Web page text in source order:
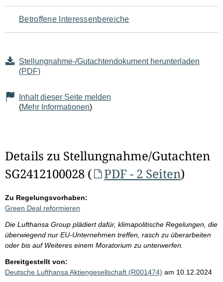
für
den
Seiteninhalt
Betroffene Interessenbereiche
Stellungnahme-/Gutachtendokument herunterladen
(PDF)
Inhalt dieser Seite melden
(Mehr Informationen)
Details zu Stellungnahme/Gutachten
SG2412100028 (
PDF - 2 Seiten)
Zu Regelungsvorhaben:
Green Deal reformieren
Die Lufthansa Group plädiert dafür, klimapolitische Regelungen, die
überwiegend nur EU-Unternehmen treffen, rasch zu überarbeiten
oder bis auf Weiteres einem Moratorium zu unterwerfen.
Bereitgestellt von:
Deutsche Lufthansa Aktiengesellschaft (R001474) am 10.12.2024